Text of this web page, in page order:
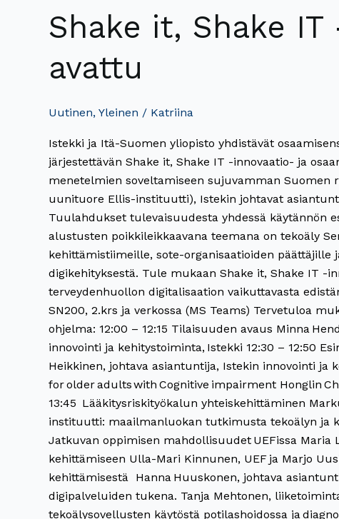
Shake it, Shake
avattu
Uutinen, Yleinen / Katriina
Istekki ja Itä-Suomen yliopisto yhdistävät
järjestettävän Shake it, Shake IT -innovaatio- ja
menetelmien soveltamiseen sujuvamman Suomen
uunituore Ellis-instituutti), Istekin johtavat
Tuulahdukset tulevaisuudesta yhdessä käytännön
alustusten poikkileikkaavana teemana on tekoäly
kehittämistiimeille, sote-organisaatioiden
digikehityksestä. Tule mukaan Shake it, Shake IT -
terveydenhuollon digitalisaation vaikuttavasta
SN200, 2.krs ja verkossa (MS Teams) Tervetuloa
ohjelma: 12:00 – 12:15​ Tilaisuuden avaus​ Minna
innovointi ja kehitystoiminta, Istekki​ 12:30 – 12:50​
Heikkinen, johtava asiantuntija, Istekin innovointi ja
for older adults with Cognitive impairment Honglin
13:45 ​ Lääkitysriskityökalun yhteiskehittäminen​
instituutti: maailmanluokan tutkimusta tekoälyn ja
Jatkuvan oppimisen mahdollisuudet UEFissa​
kehittämiseen Ulla-Mari Kinnunen, UEF ja Marjo
kehittämisestä Hanna Huuskonen, johtava
digipalveluiden tukena​. Tanja Mehtonen,
tekoälysovellusten käytöstä potilashoidossa ja